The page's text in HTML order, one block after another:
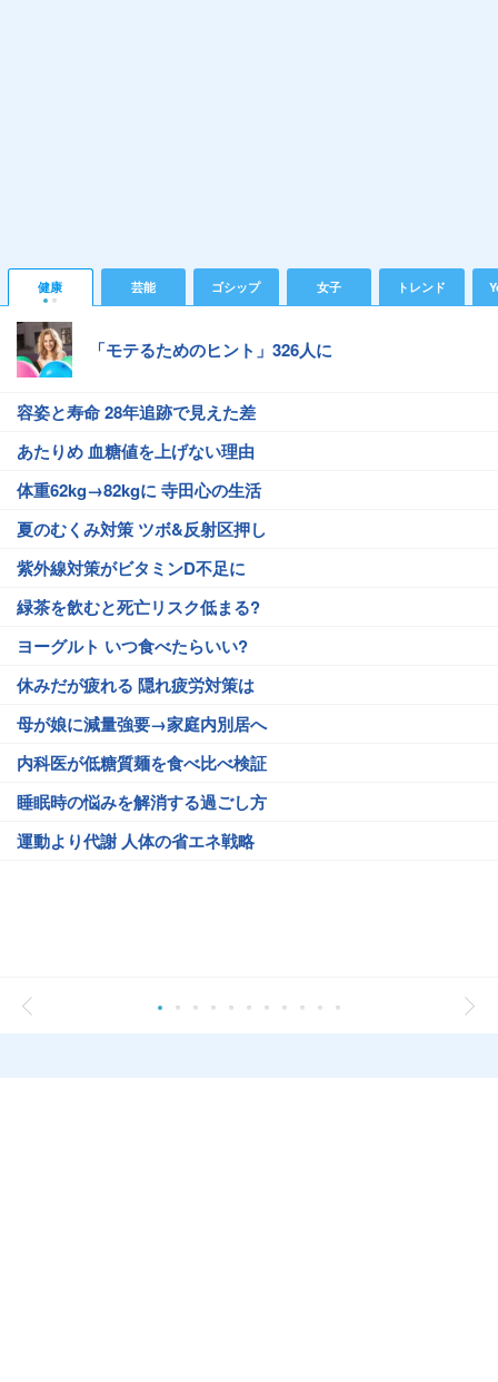
健康 芸能 ゴシップ 女子 トレンド
「モテるためのヒント」326人に
容姿と寿命 28年追跡で見えた差
あたりめ 血糖値を上げない理由
体重62kg→82kgに 寺田心の生活
夏のむくみ対策 ツボ&反射区押し
紫外線対策がビタミンD不足に
緑茶を飲むと死亡リスク低まる?
ヨーグルト いつ食べたらいい?
休みだが疲れる 隠れ疲労対策は
母が娘に減量強要→家庭内別居へ
内科医が低糖質麺を食べ比べ検証
睡眠時の悩みを解消する過ごし方
運動より代謝 人体の省エネ戦略